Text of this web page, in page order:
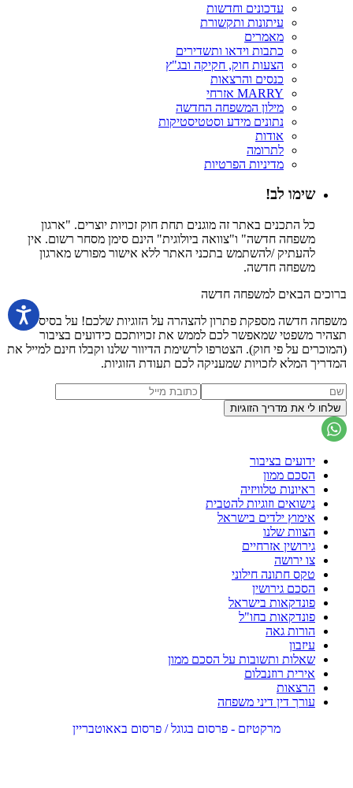
עדכונים וחדשות
עיתונות ותקשורת
מאמרים
כתבות וידאו ותשדירים
הצעות חוק, חקיקה ובג"ץ
כנסים והרצאות
MARRY אזרחי
מילון המשפחה החדשה
נתונים מידע וסטטיסטיקות
אודות
לתרומה
מדיניות הפרטיות
שימו לב!
כל התכנים באתר זה מוגנים תחת חוק זכויות יוצרים. "ארגון
משפחה חדשה" ו"צוואה ביולוגית" הינם סימן מסחר רשום. אין
להעתיק /להשתמש בתכני האתר ללא אישור מפורש מארגון
משפחה חדשה.
ברוכים הבאים למשפחה חדשה
משפחה חדשה מספקת פתרון להצהרה על הזוגיות שלכם! על בסיס
תצהיר משפטי שמאפשר לכם לממש את זכויותכם כידועים בציבור
(המוכרים על פי חוק). הצטרפו לרשימת הדיוור שלנו וקבלו חינם למייל את
המדריך המלא לזכויות שמעניקה לכם תעודת הזוגיות.
ידועים בציבור
הסכם ממון
ראיונות טלוויזיה
נישואים וזוגיות להטבית
אימוץ ילדים בישראל
הצוות שלנו
גירושין אזרחיים
צו ירושה
טקס חתונה חילוני
הסכם גירושין
פונדקאות בישראל
פונדקאות בחו"ל
הורות גאה
עיזבון
שאלות ותשובות על הסכם ממון
אירית רוזנבלום
הרצאות
עורך דין דיני משפחה
מרקטיזם - פרסום בגוגל / פרסום באאוטבריין